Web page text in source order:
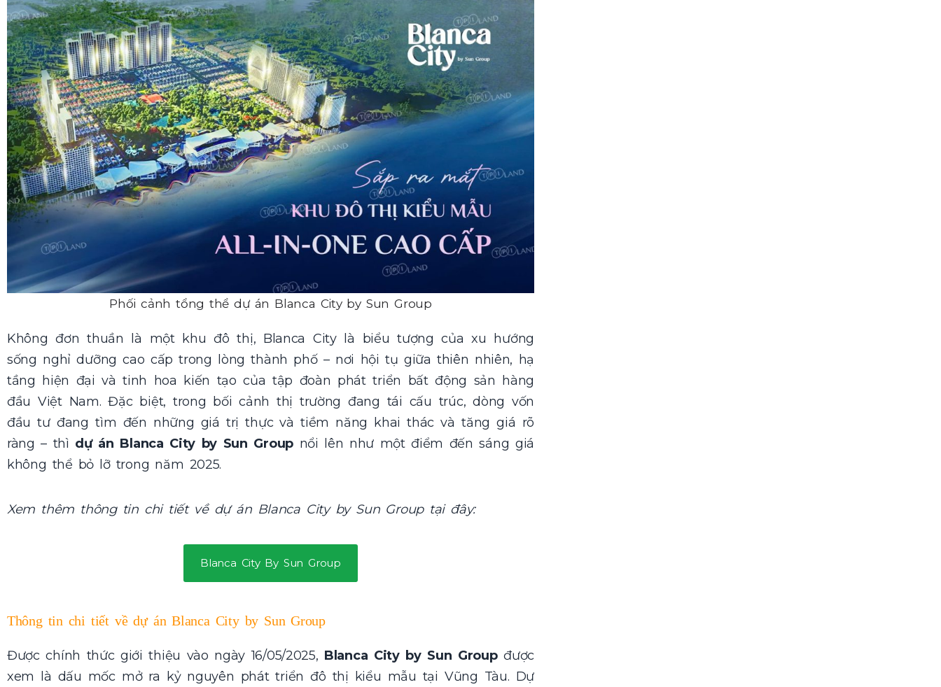
Phối cảnh tổng thể dự án Blanca City by Sun Group
Không đơn thuần là một khu đô thị, Blanca City là biểu tượng của xu hướng
sống nghỉ dưỡng cao cấp trong lòng thành phố – nơi hội tụ giữa thiên nhiên, hạ
tầng hiện đại và tinh hoa kiến tạo của tập đoàn phát triển bất động sản hàng
đầu Việt Nam. Đặc biệt, trong bối cảnh thị trường đang tái cấu trúc, dòng vốn
đầu tư đang tìm đến những giá trị thực và tiềm năng khai thác và tăng giá rõ
ràng – thì dự án Blanca City by Sun Groupnổi lên như một điểm đến sáng giá
không thể bỏ lỡ trong năm 2025.
Xem thêm thông tin chi tiết về dự án Blanca City by Sun Group tại đây:
Blanca City By Sun Group
Thông tin chi tiết về dự án Blanca City by Sun Group
Được chính thức giới thiệu vào ngày 16/05/2025, Blanca City by Sun Groupđược
xem là dấu mốc mở ra kỷ nguyên phát triển đô thị kiểu mẫu tại Vũng Tàu. Dự